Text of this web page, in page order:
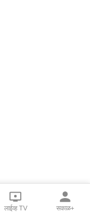
लाईव्ह TV सकाळ+